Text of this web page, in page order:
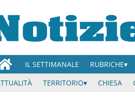
IL SETTIMANALE RUBRICHE
TERRITORIO CHIESA